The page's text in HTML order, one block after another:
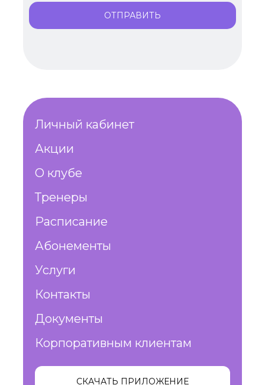
ОТПРАВИТЬ
Акции
Абонементы
Услуги
Контакты
Документы
Корпоративным клиентам
О клубе
Тренеры
Расписание
Личный кабинет
СКАЧАТЬ ПРИЛОЖЕНИЕ